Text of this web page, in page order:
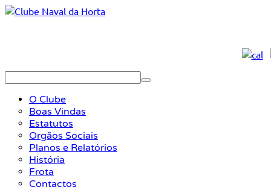
O Clube
Boas Vindas
Estatutos
Orgãos Sociais
Planos e Relatórios
História
Frota
Contactos